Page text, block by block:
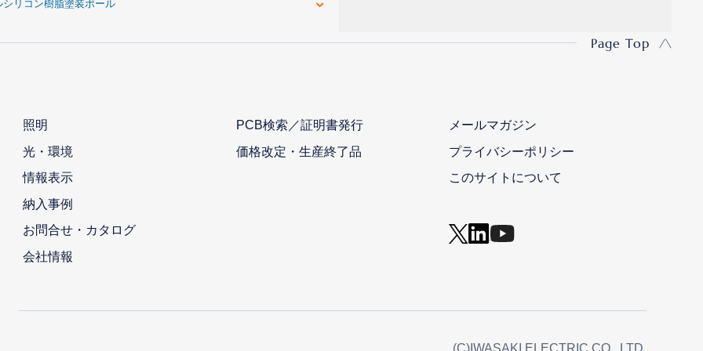
シリコン樹脂塗装ポール
Page Top
照明
光・環境
情報表示
納入事例
お問合せ・カタログ
会社情報
PCB検索／証明書発行
価格改定・生産終了品
メールマガジン
プライバシーポリシー
このサイトについて
(C)IWASAKI ELECTRIC CO., LTD.